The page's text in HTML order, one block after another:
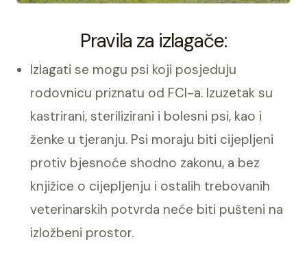
Pravila za izlagače:
Izlagati se mogu psi koji posjeduju
rodovnicu priznatu od FCI-a. Izuzetak su
kastrirani, sterilizirani i bolesni psi, kao i
ženke u tjeranju. Psi moraju biti cijepljeni
protiv bjesnoće shodno zakonu, a bez
knjižice o cijepljenju i ostalih trebovanih
veterinarskih potvrda neće biti pušteni na
izložbeni prostor.